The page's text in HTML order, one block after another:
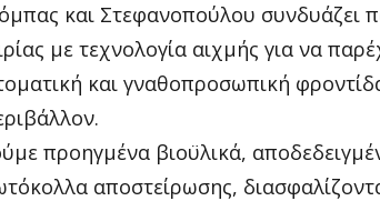
και Στεφανοπούλου συνδυάζει
με τεχνολογία αιχμής για να
και γναθοπροσωπική
προηγμένα βιοϋλικά,
αποστείρωσης,